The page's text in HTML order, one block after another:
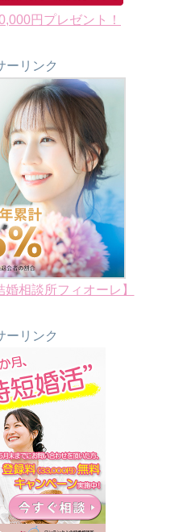
円プレゼント！
ーリンク
相談所フィオーレ】
ーリンク